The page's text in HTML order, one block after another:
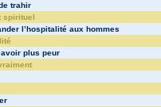
trahir
spirituel
l’hospitalité aux hommes
plus peur